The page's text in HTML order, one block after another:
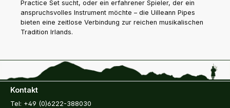
Practice Set sucht, oder ein erfahrener Spieler, der ein
anspruchsvolles Instrument möchte – die Uilleann Pipes
bieten eine zeitlose Verbindung zur reichen musikalischen
Tradition Irlands.
Kontakt
Tel: +49 (0)6222-388030